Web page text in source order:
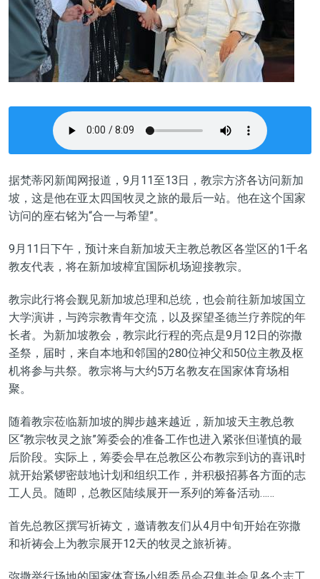
据梵蒂冈新闻网报道，9月11至13日，教宗方济各访问新加
坡，这是他在亚太四国牧灵之旅的最后一站。他在这个国家
访问的座右铭为“合一与希望”。
9月11日下午，预计来自新加坡天主教总教区各堂区的1千名
教友代表，将在新加坡樟宜国际机场迎接教宗。
教宗此行将会觐见新加坡总理和总统，也会前往新加坡国立
大学演讲，与跨宗教青年交流，以及探望圣德兰疗养院的年
长者。为新加坡教会，教宗此行程的亮点是9月12日的弥撒
圣祭，届时，来自本地和邻国的280位神父和50位主教及枢
机将参与共祭。教宗将与大约5万名教友在国家体育场相
聚。
随着教宗莅临新加坡的脚步越来越近，新加坡天主教总教
区“教宗牧灵之旅”筹委会的准备工作也进入紧张但谨慎的最
后阶段。实际上，筹委会早在总教区公布教宗到访的喜讯时
就开始紧锣密鼓地计划和组织工作，并积极招募各方面的志
工人员。随即，总教区陆续展开一系列的筹备活动……
首先总教区撰写祈祷文，邀请教友们从4月中旬开始在弥撒
和祈祷会上为教宗展开12天的牧灵之旅祈祷。
弥撒举行场地的国家体育场小组委员会召集并会见各个志工